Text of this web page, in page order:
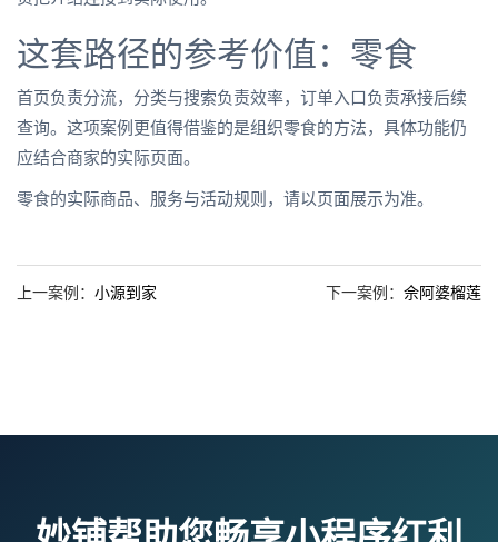
这套路径的参考价值：零食
首页负责分流，分类与搜索负责效率，订单入口负责承接后续
查询。这项案例更值得借鉴的是组织零食的方法，具体功能仍
应结合商家的实际页面。
零食的实际商品、服务与活动规则，请以页面展示为准。
上一案例： 小源到家 下一案例： 佘阿婆榴莲